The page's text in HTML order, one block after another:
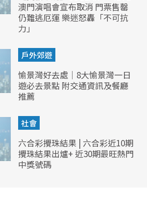
澳門演唱會宣布取消 門票售罄
仍難逃厄運 樂迷怒轟「不可抗
力」
戶外郊遊
愉景灣好去處｜8大愉景灣一日
遊必去景點 附交通資訊及餐廳
推薦
社會
六合彩攪珠結果 | 六合彩近10期
攪珠結果出爐+ 近30期最旺熱門
中獎號碼